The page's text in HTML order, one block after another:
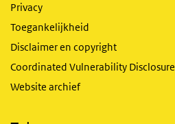
Privacy
Toegankelijkheid
Disclaimer en copyright
Coordinated Vulnerability Disclosure
Website archief